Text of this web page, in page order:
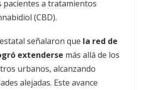
pacientes a tratamientos
(CBD).
señalaron que la red de
extenderse más allá de los
urbanos, alcanzando
alejadas. Este avance